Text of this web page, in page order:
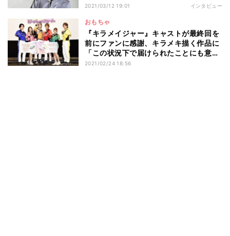
2021/03/12 19:01 インタビュー
おもちゃ
『キラメイジャー』キャストが最終回を
前にファンに感謝、キラメキ描く作品に
「この状況下で届けられたことにも意味
あった」
2021/02/24 18:56